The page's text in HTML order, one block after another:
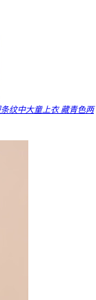
纹中大童上衣 藏青色两